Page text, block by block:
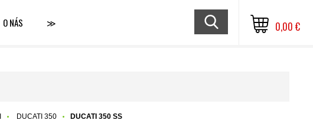
O NÁS ≫ 0,00 €
DUCATI 350 DUCATI 350 SS